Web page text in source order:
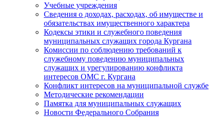
Учебные учреждения
Сведения о доходах, расходах, об имуществе и
обязательствах имущественного характера
Кодексы этики и служебного поведения
муниципальных служащих города Кургана
Комиссии по соблюдению требований к
служебному поведению муниципальных
служащих и урегулированию конфликта
интересов ОМС г. Кургана
Конфликт интересов на муниципальной службе
Методические рекомендации
Памятка для муниципальных служащих
Новости Федерального Cобрания